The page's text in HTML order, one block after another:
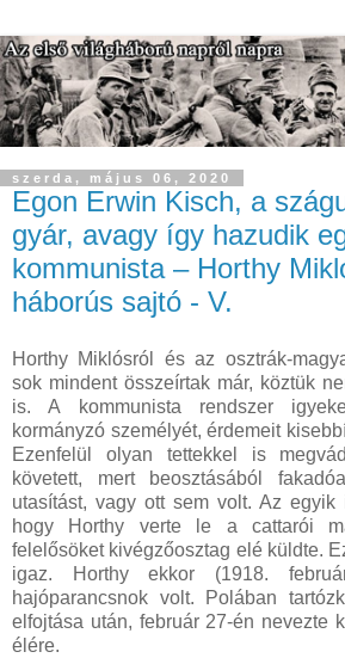
szerda, május 06, 2020
Egon Erwin Kisch, a
gyár, avagy így hazudik
kommunista – Horthy
háborús sajtó - V.
Horthy Miklósról és az osztrák-
sok mindent összeírtak már, köztük
is. A kommunista rendszer
kormányzó személyét, érdemeit
Ezenfelül olyan tettekkel is
követett, mert beosztásából
utasítást, vagy ott sem volt. Az egyik
hogy Horthy verte le a cattarói
felelősöket kivégzőosztag elé küldte.
igaz. Horthy ekkor (1918.
hajóparancsnok volt. Polában
elfojtása után, február 27-én nevezte
élére.